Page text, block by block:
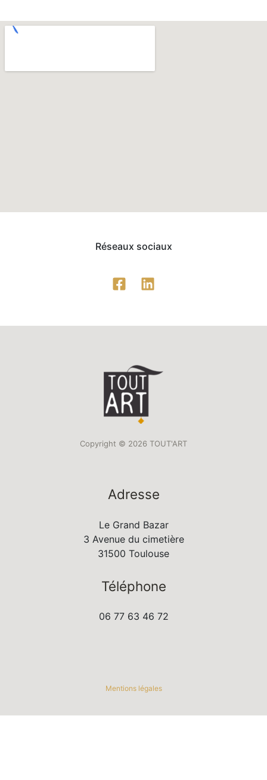
Réseaux sociaux
Copyright © 2026 TOUT'ART
Adresse
Le Grand Bazar
3 Avenue du cimetière
31500 Toulouse
Téléphone
06 77 63 46 72
Mentions légales